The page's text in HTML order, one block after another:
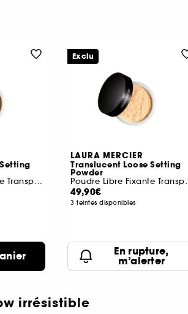
Poudre Libre Fixante Transparente
LAURA MERCIER
Translucent Loose Setting
Powder
Poudre
49,90€
3 teintes disponibles
En rupture,
m’alerter
Exclu
irrésistible